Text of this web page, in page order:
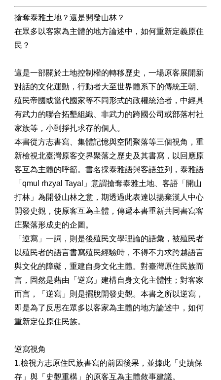
搶奪泰雅土地？還是開發山林？
在眾多以客家為主體的地方論述中，如何重新定義原住
民？
這是一部關於土地控制權的轉移歷史，一場原客展開新
對話的文化運動，行動者大至世界體系下的傳統王朝、
殖民帝國或當代國家等不同形式的政權統治者，中經具
有武力的聯合拓墾組織、非武力的跨國公司或部落村社
家族等，小到掙扎求存的個人。
本書從方志書寫、集體記憶與空間聚落等三個視角，重
新檢視北臺灣原客交界聚落之歷史及其書寫，以回應原
客互為主體的呼籲。書名採泰雅語與客語並列，泰雅語
「qmul rhzyal Tayal」意謂搶奪泰雅土地、客語「開山
打林」為開發山林之意，期透過此表達以揚棄漢人中心
開發史觀，使原客互為主體，傳遞本書重新共同書寫客
庄聚落形成史的企圖。
「逆寫」一詞，則是後殖民文學理論的語彙，被殖民者
以殖民者的語言書寫殖民經驗時，不得不力求跨越語言
與文化的障礙，重建自身文化主體。對臺灣原住民族而
言，固然是藉由「逆寫」建構自身文化主體性；對客家
而言，「逆寫」則是擺脫開發史觀。本書之所以逆寫，
即是為了反思在眾多以客家為主體的地方論述中，如何
重新定位原住民族。
逆寫視角
1.檢視方志原住民族書寫的前因後果，並據此「史蹟保
存」與「史觀重構」的原客互為主體敘事建議。